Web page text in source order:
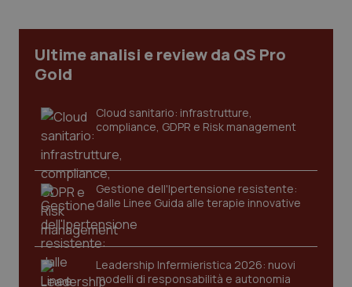
Tumori del Polmone & Testa Collo
Tumori gastrointestinali
Ulcera & Reflusso
Vaccini
Ultime analisi e review da QS Pro
Gold
Cloud sanitario: infrastrutture,
compliance, GDPR e Risk management
Gestione dell'Ipertensione resistente:
dalle Linee Guida alle terapie innovative
Leadership Infermieristica 2026: nuovi
modelli di responsabilità e autonomia
I cookie necessari contribuiscono a rendere fruibile il
sito web abilitandone funzionalità di base quali la
navigazione sulle pagine e l'accesso alle aree
protette del sito. Il sito web non è in grado di
funzionare correttamente senza questi cookie.
Nome
Fornitore/Dominio
VISITOR_PRIVACY_METADATA
YouTube